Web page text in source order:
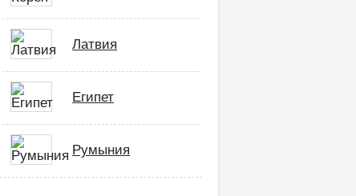
Латвия
Египет
Румыния